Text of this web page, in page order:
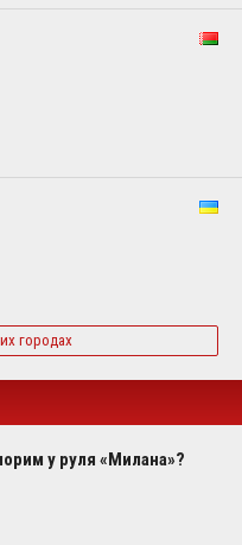
городах
у руля «Милана»?